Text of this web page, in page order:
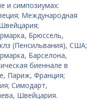
и симпозиумах:
Международная
Брюссель,
(Пенсильвания), США;
Барселона,
биеннале в
Париж, Франция;
Симодарт,
Швейцария.